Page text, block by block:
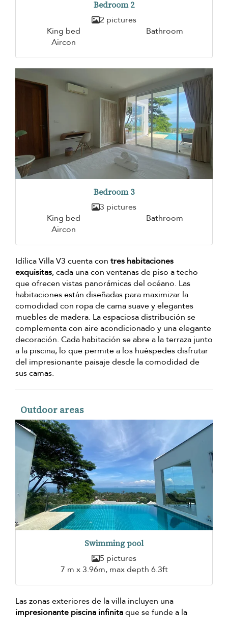
Bedroom 2
2 pictures
King bed
Bathroom
Aircon
Bedroom 3
3 pictures
King bed
Bathroom
Aircon
Idílica Villa V3 cuenta con tres habitaciones
exquisitas, cada una con ventanas de piso a techo
que ofrecen vistas panorámicas del océano. Las
habitaciones están diseñadas para maximizar la
comodidad con ropa de cama suave y elegantes
muebles de madera. La espaciosa distribución se
complementa con aire acondicionado y una elegante
decoración. Cada habitación se abre a la terraza junto
a la piscina, lo que permite a los huéspedes disfrutar
del impresionante paisaje desde la comodidad de
sus camas.
Outdoor areas
Swimming pool
5 pictures
7 m x 3.96m, max depth 6.3ft
Las zonas exteriores de la villa incluyen una
impresionante piscina infinitaque se funde a la